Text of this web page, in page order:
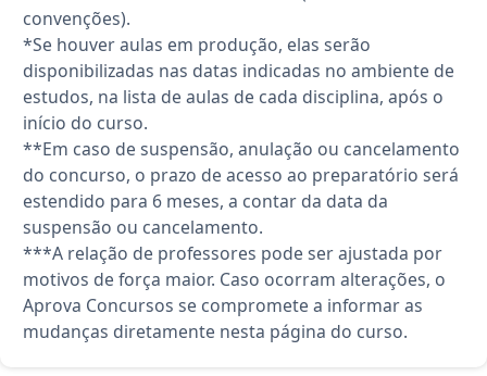
convenções).
*Se houver aulas em produção, elas serão
disponibilizadas nas datas indicadas no ambiente de
estudos, na lista de aulas de cada disciplina, após o
início do curso.
**Em caso de suspensão, anulação ou cancelamento
do concurso, o prazo de acesso ao preparatório será
estendido para 6 meses, a contar da data da
suspensão ou cancelamento.
***A relação de professores pode ser ajustada por
motivos de força maior. Caso ocorram alterações, o
Aprova Concursos se compromete a informar as
mudanças diretamente nesta página do curso.